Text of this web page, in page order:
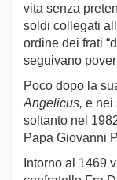
vita senza
soldi collegati
ordine dei frati
seguivano
Poco dopo la
Angelicus, e nei
soltanto nel
Papa Giovanni
Intorno al 1469